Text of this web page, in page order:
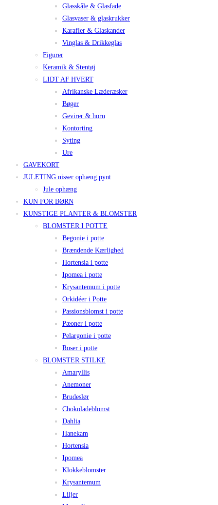
Glasskåle & Glasfade
Glasvaser & glaskrukker
Karafler & Glaskander
Vinglas & Drikkeglas
Figurer
Keramik & Stentøj
LIDT AF HVERT
Afrikanske Læderæsker
Bøger
Gevirer & horn
Kontorting
Syting
Ure
GAVEKORT
JULETING nisser ophæng pynt
Jule ophæng
KUN FOR BØRN
KUNSTIGE PLANTER & BLOMSTER
BLOMSTER I POTTE
Begonie i potte
Brændende Kærlighed
Hortensia i potte
Ipomea i potte
Krysantemum i potte
Orkidéer i Potte
Passionsblomst i potte
Pæoner i potte
Pelargonie i potte
Roser i potte
BLOMSTER STILKE
Amaryllis
Anemoner
Brudeslør
Chokoladeblomst
Dahlia
Hanekam
Hortensia
Ipomea
Klokkeblomster
Krysantemum
Liljer